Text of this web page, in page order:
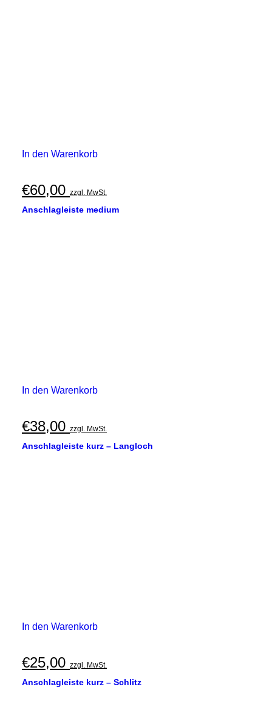
In den Warenkorb
€60,00 zzgl. MwSt.
Anschlagleiste medium
In den Warenkorb
€38,00 zzgl. MwSt.
Anschlagleiste kurz – Langloch
In den Warenkorb
€25,00 zzgl. MwSt.
Anschlagleiste kurz – Schlitz